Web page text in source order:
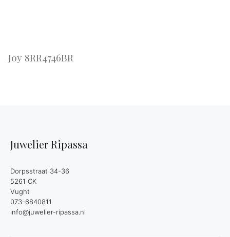
Joy 8RR4746BR
Juwelier Ripassa
Dorpsstraat 34-36
5261 CK
Vught
073-6840811
info@juwelier-ripassa.nl